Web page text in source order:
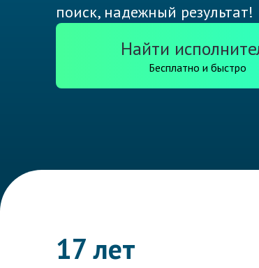
поиск, надежный результат!
Найти
Бесплатно и быстро
17 лет